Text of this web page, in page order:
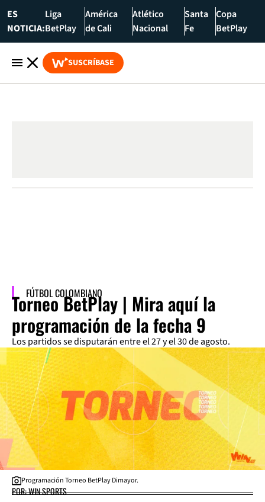
ES
NOTICIA:
Liga
BetPlay
América
de Cali
Atlético
Nacional
Santa
Fe
Copa
BetPlay
SUSCRÍBASE
FÚTBOL COLOMBIANO
Torneo BetPlay | Mira aquí la
programación de la fecha 9
Los partidos se disputarán entre el 27 y el 30 de agosto.
Programación Torneo BetPlay Dimayor.
POR: WIN SPORTS